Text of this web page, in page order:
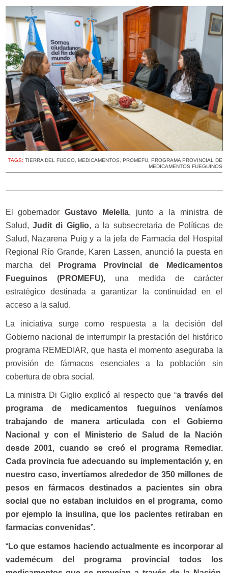
TAGS: TIERRA DEL FUEGO MEDICAMENTOS PROMEFU PROGRAMA PROVINCIAL DE
MEDICAMENTOS FUEGUINOS
El gobernadorGustavo Melella, junto a la ministra de
Salud, Judit di Giglio, a la subsecretaria de Políticas de
Salud, Nazarena Puig y a la jefa de Farmacia del Hospital
Regional Río Grande, Karen Lassen, anunció la puesta en
marcha del
Programa Provincial de Medicamentos
Fueguinos (PROMEFU), una medida de carácter
estratégico destinada a garantizar la continuidad en el
acceso a la salud.
La iniciativa surge como respuesta a la decisión del
Gobierno nacional de interrumpir la prestación del histórico
programa REMEDIAR, que hasta el momento aseguraba la
provisión de fármacos esenciales a la población sin
cobertura de obra social.
La ministra Di Giglio explicó al respecto que “a través del
programa de medicamentos fueguinos veníamos
trabajando de manera articulada con el Gobierno
Nacional y con el Ministerio de Salud de la Nación
desde 2001, cuando se creó el programa Remediar.
Cada provincia fue adecuando su implementación y, en
nuestro caso, invertíamos alrededor de 350 millones de
pesos en fármacos destinados a pacientes sin obra
social que no estaban incluidos en el programa, como
por ejemplo la insulina, que los pacientes retiraban en
farmacias convenidas”.
“Lo que estamos haciendo actualmente es incorporar al
vademécum del programa provincial todos los